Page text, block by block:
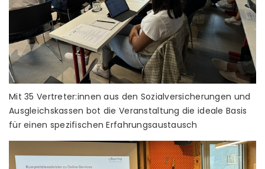
Mit 35 Vertreter:innen aus den Sozialversicherungen und
Ausgleichskassen bot die Veranstaltung die ideale Basis
für einen spezifischen Erfahrungsaustausch